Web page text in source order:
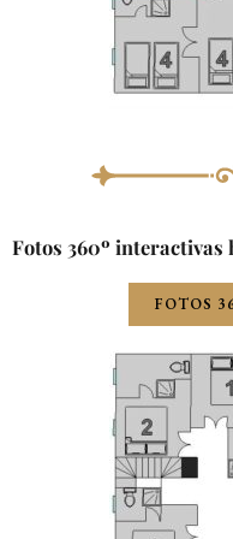
Fotos 360º interactivas
FOTOS